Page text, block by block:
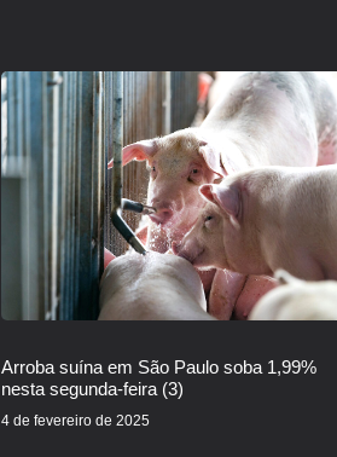
Arroba suína em São Paulo soba 1,99%
nesta segunda-feira (3)
4 de fevereiro de 2025